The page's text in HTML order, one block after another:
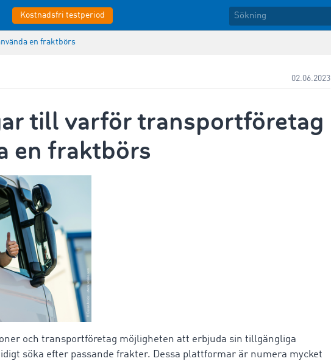
Kostnadsfri testperiod
en fraktbörs
02.06.2023
till varför transportföretag
en fraktbörs
och transportföretag möjligheten att erbjuda sin tillgängliga
söka efter passande frakter. Dessa plattformar är numera mycket